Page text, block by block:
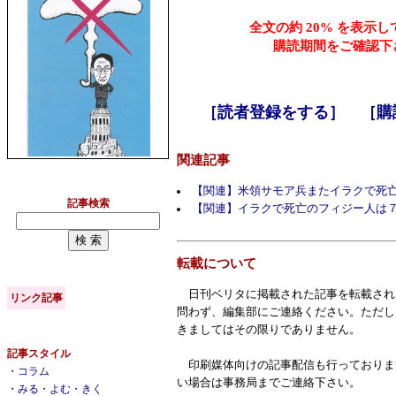
記事検索
リンク記事
記事スタイル
・ コラム
・ みる・よむ・きく
全文の約 20% を表示し
購読期間をご確認下
［読者登録をする］ ［
関連記事
【関連】米領サモア兵またイラクで
【関連】イラクで死亡のフィジー人は
転載について
日刊ベリタに掲載された記事を転載さ
問わず、編集部にご連絡ください。ただ
きましてはその限りでありません。
印刷媒体向けの記事配信も行っており
い場合は事務局までご連絡下さい。